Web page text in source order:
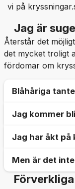
vi på
Jag är
Återstår det
det mycket troligt
fördomar om
Blåhåriga
Visst, de finns,
medelåldern
Jag kommer
Vi har noterat
bort alla
inte tillbringa
Jag har åkt på
Något du ska
bordet, trött
Men är det
Många har